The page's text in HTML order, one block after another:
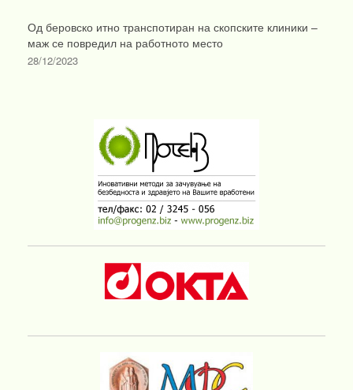
Од беровско итно транспотиран на скопските клиники –
маж се повредил на работното место
28/12/2023